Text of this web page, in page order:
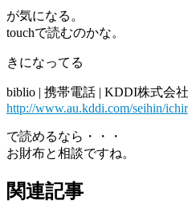
が気になる。
touchで読むのかな。
きになってる
biblio | 携帯電話 | KDDI株式会社
http://www.au.kddi.com/seihin/
で読めるなら・・・
お財布と相談ですね。
関連記事